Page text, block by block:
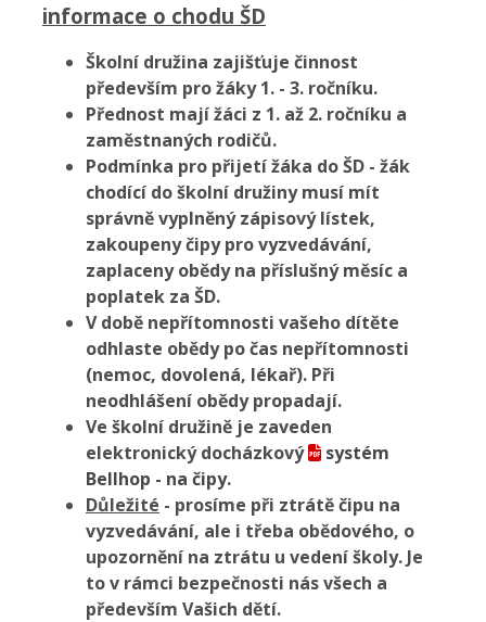
informace o chodu ŠD
Školní družina zajišťuje činnost
především pro žáky 1. - 3. ročníku.
Přednost mají žáci z 1. až 2. ročníku a
zaměstnaných rodičů.
Podmínka pro přijetí žáka do ŠD - žák
chodící do školní družiny musí mít
správně vyplněný zápisový lístek,
zakoupeny čipy pro vyzvedávání,
zaplaceny obědy na příslušný měsíc a
poplatek za ŠD.
V době nepřítomnosti vašeho dítěte
odhlaste obědy po čas nepřítomnosti
(nemoc, dovolená, lékař). Při
neodhlášení obědy propadají.
Ve školní družině je zaveden
elektronický docházkový
systém
Bellhop - na čipy.
Důležité - prosíme při ztrátě čipu na
vyzvedávání, ale i třeba obědového, o
upozornění na ztrátu u vedení školy. Je
to v rámci bezpečnosti nás všech a
především Vašich dětí.